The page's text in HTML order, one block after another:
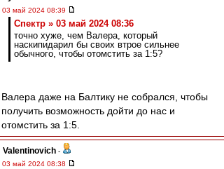
03 май 2024 08:39
Спектр » 03 май 2024 08:36
точно хуже, чем Валера, который
наскипидарил бы своих втрое сильнее
обычного, чтобы отомстить за 1:5?
Валера даже на Балтику не собрался, чтобы
получить возможность дойти до нас и
отомстить за 1:5.
Valentinovich -
03 май 2024 08:38